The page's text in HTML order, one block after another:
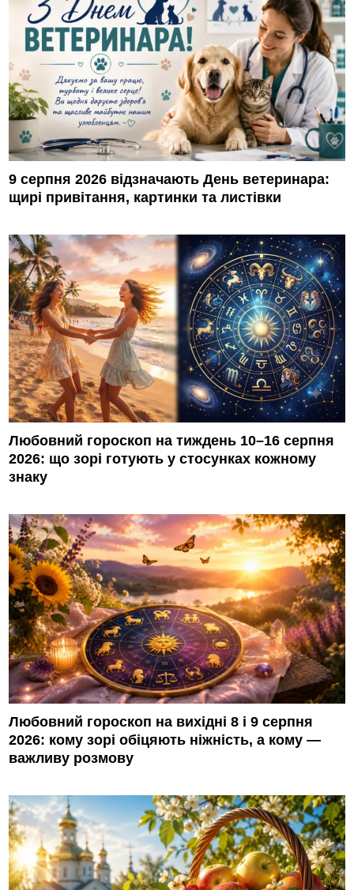
9 серпня 2026 відзначають День ветеринара:
щирі привітання, картинки та листівки
Любовний гороскоп на тиждень 10–16 серпня
2026: що зорі готують у стосунках кожному
знаку
Любовний гороскоп на вихідні 8 і 9 серпня
2026: кому зорі обіцяють ніжність, а кому —
важливу розмову